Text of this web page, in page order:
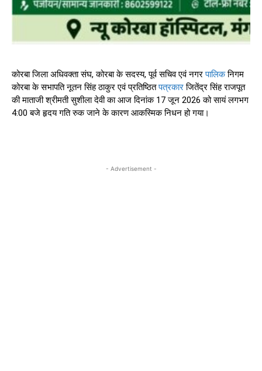
कोरबा जिला अधिवक्ता संघ, कोरबा के सदस्य, पूर्व सचिव एवं नगरपालिकनिगम
कोरबा के सभापति नूतन सिंह ठाकुर एवं प्रतिष्ठितपत्रकारजितेंद्र सिंह राजपूत
की माताजी श्रीमती सुशीला देवी का आज दिनांक 17 जून 2026 को सायं लगभग
4:00 बजे हृदय गति रुक जाने के कारण आकस्मिक निधन हो गया।
- Advertisement -